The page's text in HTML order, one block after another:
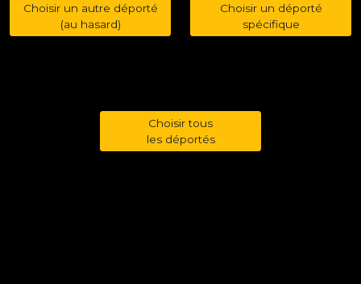
Choisir un autre déporté
(au hasard)
Choisir un déporté
spécifique
Choisir tous
les déportés